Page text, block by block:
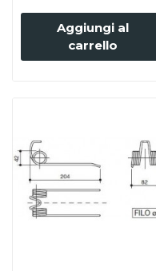
Aggiungi al
carrello